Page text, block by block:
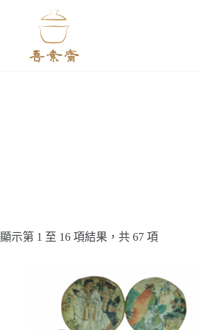
顯示第 1 至 16 項結果，共 67 項